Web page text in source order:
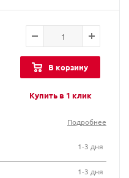
В корзину
Купить в 1 клик
Подробнее
1-3 дня
1-3 дня